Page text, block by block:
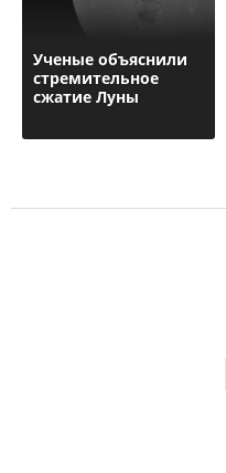
Ученые объяснили
стремительное
сжатие Луны